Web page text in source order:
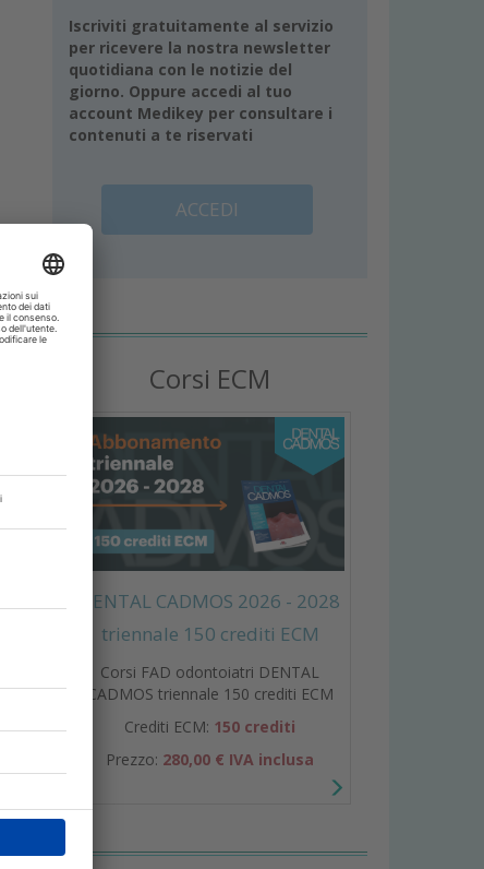
Iscriviti gratuitamente al servizio
per ricevere la nostra newsletter
quotidiana con le notizie del
giorno. Oppure accedi al tuo
account Medikey per consultare i
contenuti a te riservati
ACCEDI
Corsi ECM
DENTAL CADMOS 2026 - 2028
triennale 150 crediti ECM
Corsi FAD odontoiatri DENTAL
CADMOS triennale 150 crediti ECM
Crediti ECM: 150 crediti
Prezzo: 280,00 € IVA inclusa